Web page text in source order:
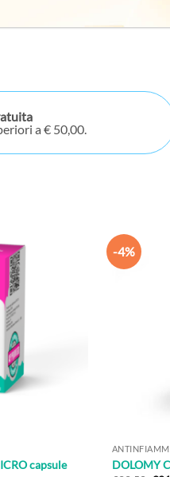
a € 50,00.
capsule
-4%
DOLOMY